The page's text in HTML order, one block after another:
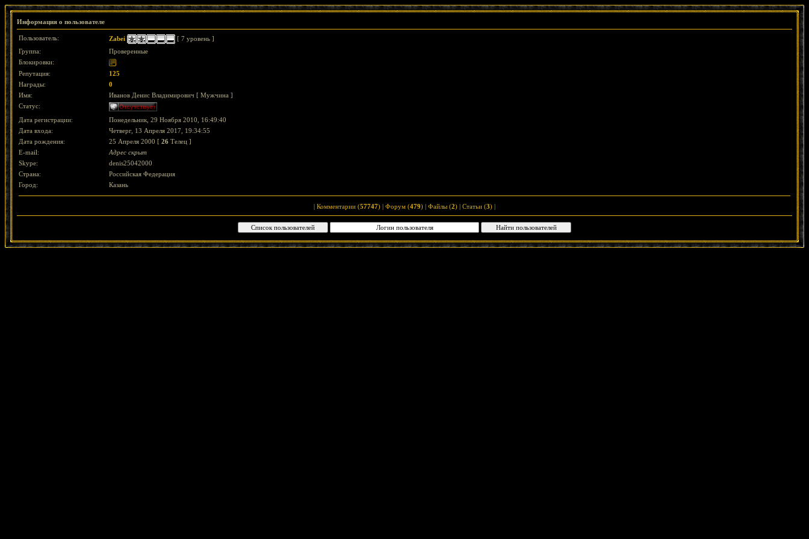
Информация о пользователе
Пользователь: Zabei
[ 7 уровень ]
Группа:
Проверенные
Блокировки:
Репутация:
125
Награды:
0
Имя:
Иванов Денис Владимирович [ Мужчина ]
Статус:
Дата регистрации:
Понедельник, 29 Ноября 2010, 16:49:40
Дата входа:
Четверг, 13 Апреля 2017, 19:34:55
Дата рождения:
25 Апреля 2000 [ 26 Телец ]
E-mail:
Адрес скрыт
Skype:
denis25042000
Страна:
Российская Федерация
Город:
Казань
Комментарии (57747) Форум (479) Файлы (2) Статьи (3)